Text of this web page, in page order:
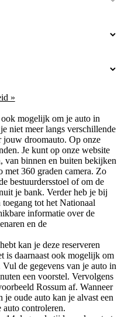
»
mogelijk om je auto in
niet meer langs verschillende
jouw droomauto. Op onze
Je kunt op onze website
van binnen en buiten bekijken
met 360 graden camera. Zo
bestuurdersstoel of om de
je bank. Verder heb je bij
tot het Nationaal
informatie over de
en de
kan je deze reserveren
is daarnaast ook mogelijk om
de gegevens van je auto in
een voorstel. Vervolgens
Rossum af. Wanneer
oude auto kan je alvast een
controleren.